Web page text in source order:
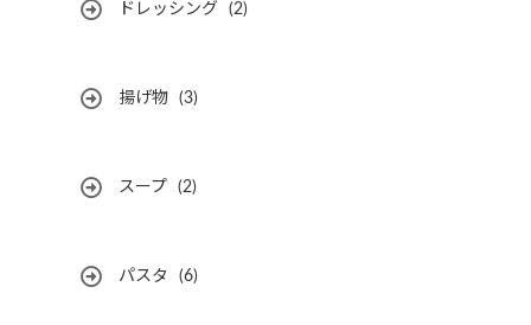
ドレッシング (2)
揚げ物 (3)
スープ (2)
パスタ (6)